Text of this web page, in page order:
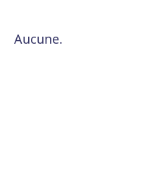
Aucune.